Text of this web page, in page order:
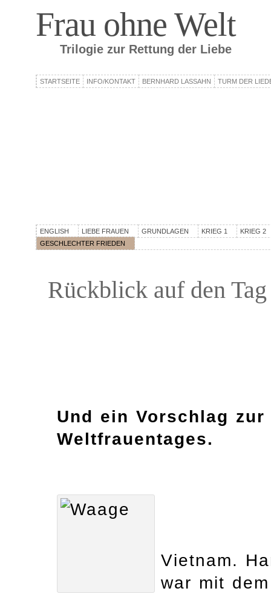
Frau ohne Welt
Trilogie zur Rettung der Liebe
STARTSEITE INFO/KONTAKT BERNHARD LASSAHN TURM DER
ENGLISH LIEBE FRAUEN GRUNDLAGEN KRIEG 1
KRIEG 2
GESCHLECHTER FRIEDEN
Rückblick auf den
Und ein Vorschlag
Weltfrauentages.
Vietnam.
war mit